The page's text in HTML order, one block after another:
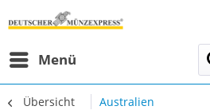
Menü
Übersicht Australien